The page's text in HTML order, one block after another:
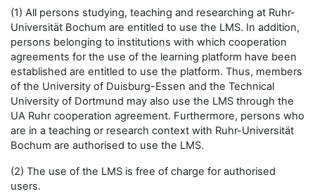
(1) All persons studying, teaching and researching at Ruhr-
Universität Bochum are entitled to use the LMS. In addition,
persons belonging to institutions with which cooperation
agreements for the use of the learning platform have been
established are entitled to use the platform. Thus, members
of the University of Duisburg-Essen and the Technical
University of Dortmund may also use the LMS through the
UA Ruhr cooperation agreement. Furthermore, persons who
are in a teaching or research context with Ruhr-Universität
Bochum are authorised to use the LMS.
(2) The use of the LMS is free of charge for authorised
users.